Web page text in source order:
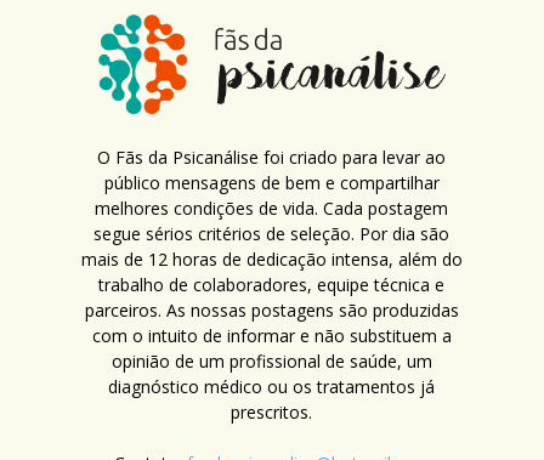
O Fãs da Psicanálise foi criado para levar ao
público mensagens de bem e compartilhar
melhores condições de vida. Cada postagem
segue sérios critérios de seleção. Por dia são
mais de 12 horas de dedicação intensa, além do
trabalho de colaboradores, equipe técnica e
parceiros. As nossas postagens são produzidas
com o intuito de informar e não substituem a
opinião de um profissional de saúde, um
diagnóstico médico ou os tratamentos já
prescritos.